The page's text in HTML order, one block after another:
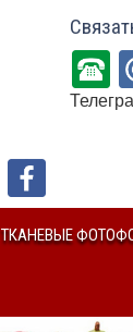
ТКАНЕВЫЕ